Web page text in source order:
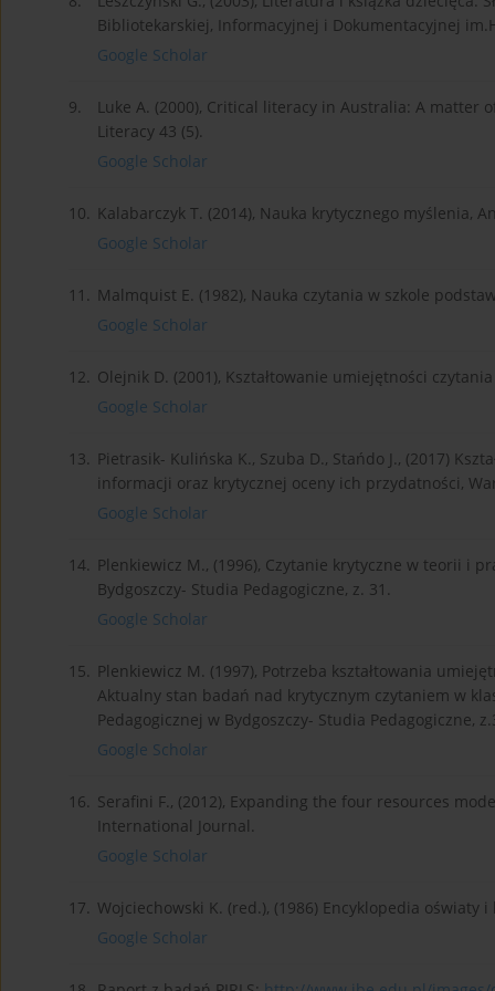
Bibliotekarskiej, Informacyjnej i Dokumentacyjnej
Google Scholar
9.
Luke A. (2000), Critical literacy in Australia: A
Literacy 43 (5).
Google Scholar
10. Kalabarczyk T. (2014), Nauka krytycznego myślenia,
Google Scholar
11. Malmquist E. (1982), Nauka czytania w szkole
Google Scholar
12. Olejnik D. (2001), Kształtowanie umiejętności
Google Scholar
13. Pietrasik- Kulińska K., Szuba D., Stańdo J., (2017)
informacji oraz krytycznej oceny ich przydatności,
Google Scholar
14. Plenkiewicz M., (1996), Czytanie krytyczne w teorii i
Bydgoszczy- Studia Pedagogiczne, z. 31.
Google Scholar
15. Plenkiewicz M. (1997), Potrzeba kształtowania
Aktualny stan badań nad krytycznym czytaniem w
Pedagogicznej w Bydgoszczy- Studia Pedagogiczne,
Google Scholar
16. Serafini F., (2012), Expanding the four resources
International Journal.
Google Scholar
17. Wojciechowski K. (red.), (1986) Encyklopedia oświaty i
Google Scholar